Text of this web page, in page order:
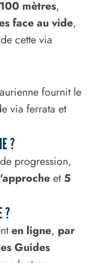
mètres,
face au vide,
cette via
fournit le
via ferrata et
?
progression,
et5
?
en ligne, par
Guides